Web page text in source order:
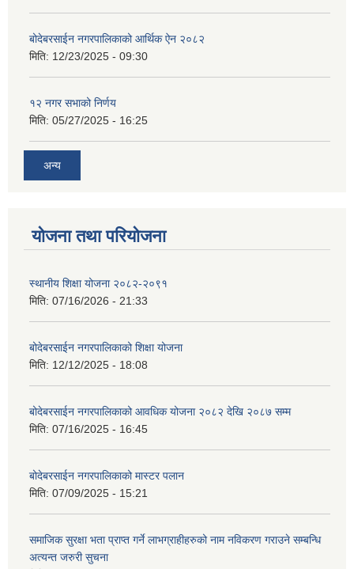
बोदेबरसाईन नगरपालिकाको आर्थिक ऐन २०८२
मिति: 12/23/2025 - 09:30
१२ नगर सभाको निर्णय
मिति: 05/27/2025 - 16:25
अन्य
योजना तथा परियोजना
स्थानीय शिक्षा योजना २०८२-२०९१
मिति: 07/16/2026 - 21:33
बोदेबरसाईन नगरपालिकाको शिक्षा योजना
मिति: 12/12/2025 - 18:08
बोदेबरसाईन नगरपालिकाको आवधिक योजना २०८२ देखि २०८७ सम्म
मिति: 07/16/2025 - 16:45
बोदेबरसाईन नगरपालिकाको मास्टर पलान
मिति: 07/09/2025 - 15:21
समाजिक सुरक्षा भता प्राप्त गर्ने लाभग्राहीहरुको नाम नविकरण गराउने सम्बन्धि
अत्यन्त जरुरी सुचना